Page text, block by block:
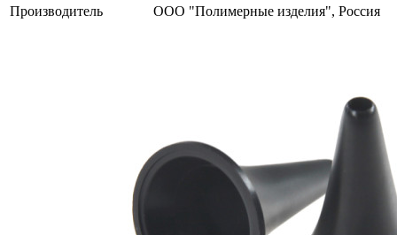
Производитель
ООО "Полимерные изделия", Россия